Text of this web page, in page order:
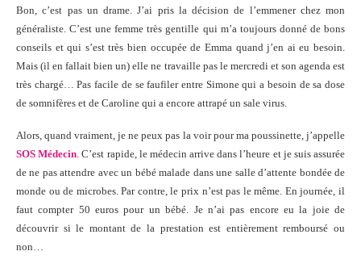
Bon, c’est pas un drame. J’ai pris la décision de l’emmener chez mon
généraliste. C’est une femme très gentille qui m’a toujours donné de bons
conseils et qui s’est très bien occupée de Emma quand j’en ai eu besoin.
Mais (il en fallait bien un) elle ne travaille pas le mercredi et son agenda est
très chargé… Pas facile de se faufiler entre Simone qui a besoin de sa dose
de somnifères et de Caroline qui a encore attrapé un sale virus.
Alors, quand vraiment, je ne peux pas la voir pour ma poussinette, j’appelle
SOS Médecin. C’est rapide, le médecin arrive dans l’heure et je suis assurée
de ne pas attendre avec un bébé malade dans une salle d’attente bondée de
monde ou de microbes. Par contre, le prix n’est pas le même. En journée, il
faut compter 50 euros pour un bébé. Je n’ai pas encore eu la joie de
découvrir si le montant de la prestation est entièrement remboursé ou
non…